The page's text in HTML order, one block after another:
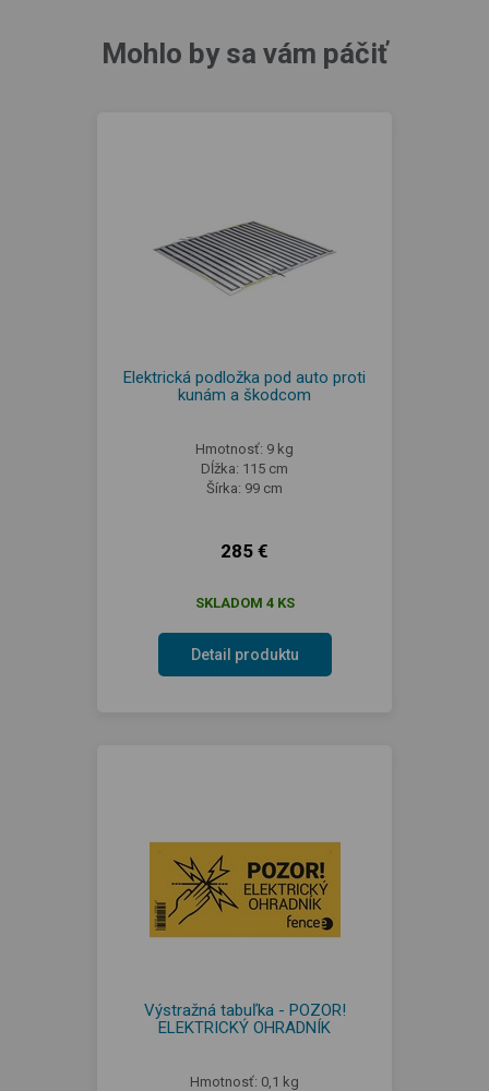
Mohlo by sa vám páčiť
Elektrická podložka pod auto proti
kunám a škodcom
Hmotnosť: 9 kg
Dĺžka: 115 cm
Šírka: 99 cm
285 €
SKLADOM 4 KS
Detail produktu
Výstražná tabuľka - POZOR!
ELEKTRICKÝ OHRADNÍK
Hmotnosť: 0,1 kg